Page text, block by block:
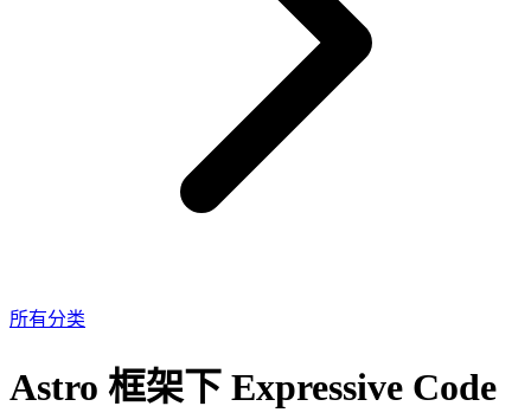
所有分类
Astro 框架下 Expressive Code